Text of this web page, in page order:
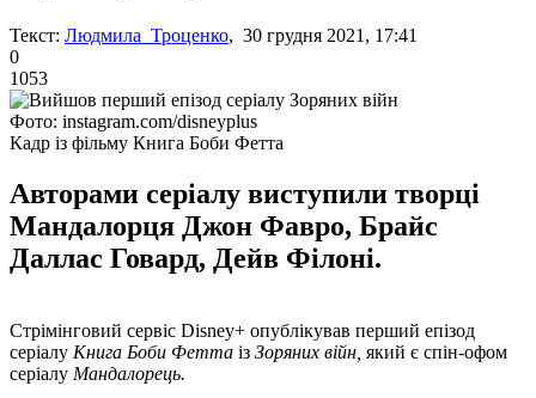
Текст: Людмила Троценко, 30 грудня 2021, 17:41
0
1053
Фото: instagram.com/disneyplus
Кадр із фільму Книга Боби Фетта
Авторами серіалу виступили творці
Мандалорця Джон Фавро, Брайс
Даллас Говард, Дейв Філоні.
Стрімінговий сервіс Disney+ опублікував перший епізод
серіалу Книга Боби Фетта із Зоряних війн, який є спін-офом
серіалу Мандалорець.